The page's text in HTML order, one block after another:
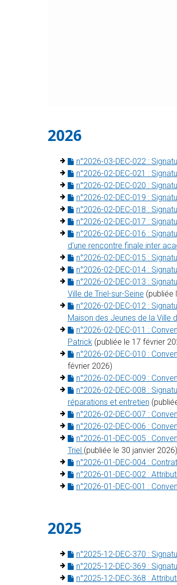
2026
n°2026-03-DEC-022 :
n°2026-02-DEC-021 :
n°2026-02-DEC-020 :
n°2026-02-DEC-019 :
n°2026-02-DEC-018 :
n°2026-02-DEC-017 :
n°2026-02-DEC-016 :
d'une rencontre finale inter
n°2026-02-DEC-015 :
n°2026-02-DEC-014 :
n°2026-02-DEC-013 :
Ville de Triel-sur-Seine (publiée
n°2026-02-DEC-012 :
Maison des Jeunes de la Ville
n°2026-02-DEC-011 :
Patrick(publiée le 17 février
n°2026-02-DEC-010 :
février 2026)
n°2026-02-DEC-009 :
n°2026-02-DEC-008 :
réparations et entretien
n°2026-02-DEC-007 :
n°2026-02-DEC-006 :
n°2026-01-DEC-005 :
Triel (publiée le 30 janvier 2026)
n°2026-01-DEC-004 :
n°2026-01-DEC-002 :
n°2026-01-DEC-001 :
2025
n°2025-12-DEC-370 :
n°2025-12-DEC-369 :
n°2025-12-DEC-368 :